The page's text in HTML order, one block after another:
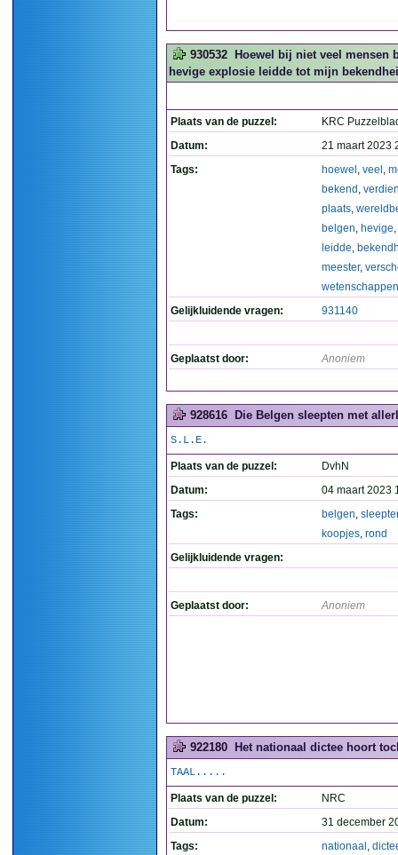
930532
Hoewel bij niet veel mensen
hevige explosie leidde tot mijn
Plaats van de puzzel:
KRC
Datum:
21 maart 2023
Tags:
hoewel , veel ,
bekend ,
plaats,
belgen, hevige,
leidde,
meester,
wetenschappen
Gelijkluidende vragen:
931140
Geplaatst door: Anoniem
928616 Die Belgen sleepten met
S.L.E.
Plaats van de puzzel:
DvhN
Datum:
04 maart 2023
Tags:
belgen,
koopjes, rond
Gelijkluidende vragen:
Geplaatst door: Anoniem
922180 Het nationaal dictee hoort
TAAL.....
Plaats van de puzzel:
NRC
Datum:
31 december
Tags:
nationaal ,